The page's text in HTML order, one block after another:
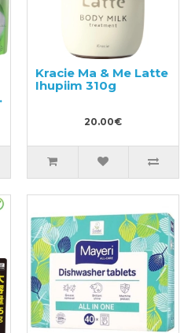
Kracie Ma & Me Latte
Ihupiim 310g
20.00€